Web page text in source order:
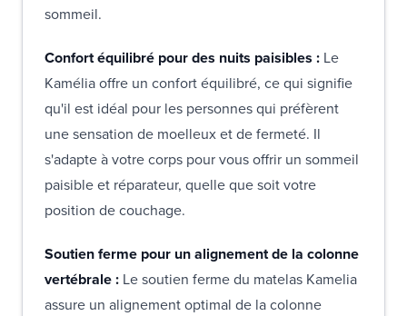
sommeil.
Confort équilibré pour des nuits paisibles : Le
Kamélia offre un confort équilibré, ce qui signifie
qu'il est idéal pour les personnes qui préfèrent
une sensation de moelleux et de fermeté. Il
s'adapte à votre corps pour vous offrir un sommeil
paisible et réparateur, quelle que soit votre
position de couchage.
Soutien ferme pour un alignement de la colonne
vertébrale : Le soutien ferme du matelas Kamelia
assure un alignement optimal de la colonne